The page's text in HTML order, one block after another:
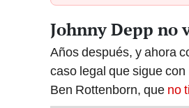
Johnny Depp no
Años después, y ahora
caso legal que sigue
Ben Rottenborn, que no